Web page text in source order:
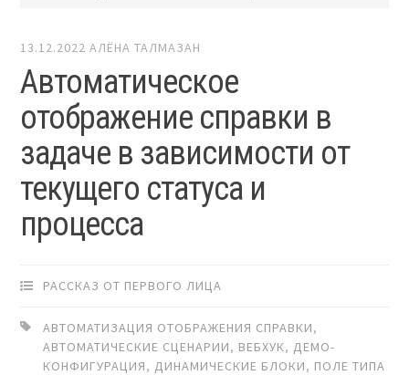
13.12.2022 АЛЁНА ТАЛМАЗАН
Автоматическое
отображение справки в
задаче в зависимости от
текущего статуса и
процесса
РАССКАЗ ОТ ПЕРВОГО ЛИЦА
АВТОМАТИЗАЦИЯ ОТОБРАЖЕНИЯ СПРАВКИ,
АВТОМАТИЧЕСКИЕ СЦЕНАРИИ, ВЕБХУК, ДЕМО-
КОНФИГУРАЦИЯ, ДИНАМИЧЕСКИЕ БЛОКИ, ПОЛЕ ТИПА